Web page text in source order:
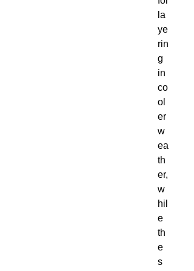
la
ye
rin
g
in
co
ol
er
w
ea
th
er,
w
hil
e
th
e
s